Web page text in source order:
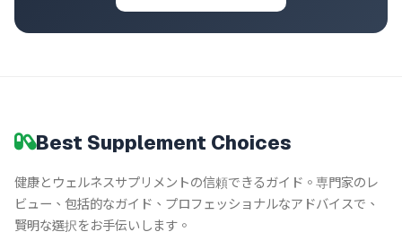
Best Supplement Choices
健康とウェルネスサプリメントの信頼できるガイド。専門家のレ
ビュー、包括的なガイド、プロフェッショナルなアドバイスで、
賢明な選択をお手伝いします。